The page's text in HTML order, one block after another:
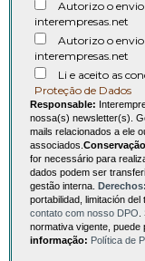
Autorizo o envio
interempresas.net
Autorizo o envio
interempresas.net
Li e aceito as
Proteção de Dados
Responsable:
nossa(s) newsletter(s).
mails relacionados a ele
associados.
for necessário para
dados podem ser
gestão interna.
Derechos:
portabilidad, limitación
contato com nosso DPO
normativa vigente, puede
informação: Política de